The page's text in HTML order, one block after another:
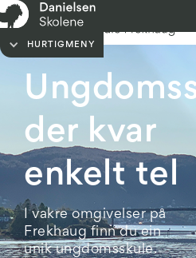
HURTIGMENY
der kvar
enkelt tel
I vakre omgivelser på
Frekhaug finn du ein
unik ungdomsskule.